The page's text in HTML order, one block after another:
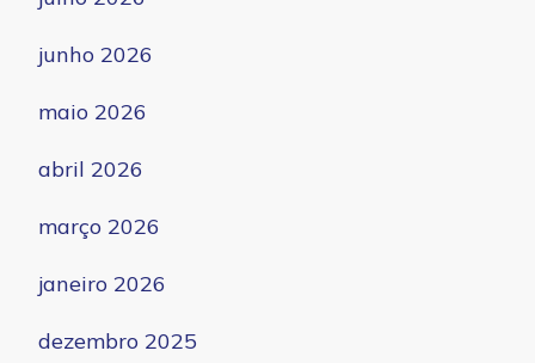
junho 2026
maio 2026
abril 2026
março 2026
janeiro 2026
dezembro 2025